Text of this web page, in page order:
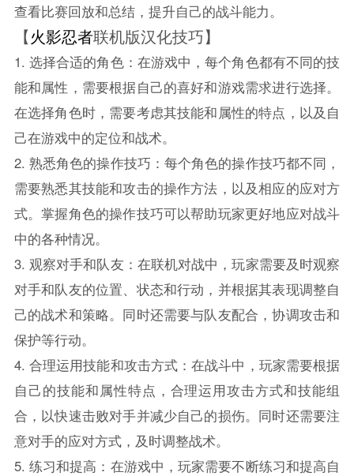
查看比赛回放和总结，提升自己的战斗能力。
【火影忍者联机版汉化技巧】
1. 选择合适的角色：在游戏中，每个角色都有不同的技
能和属性，需要根据自己的喜好和游戏需求进行选择。
在选择角色时，需要考虑其技能和属性的特点，以及自
己在游戏中的定位和战术。
2. 熟悉角色的操作技巧：每个角色的操作技巧都不同，
需要熟悉其技能和攻击的操作方法，以及相应的应对方
式。掌握角色的操作技巧可以帮助玩家更好地应对战斗
中的各种情况。
3. 观察对手和队友：在联机对战中，玩家需要及时观察
对手和队友的位置、状态和行动，并根据其表现调整自
己的战术和策略。同时还需要与队友配合，协调攻击和
保护等行动。
4. 合理运用技能和攻击方式：在战斗中，玩家需要根据
自己的技能和属性特点，合理运用攻击方式和技能组
合，以快速击败对手并减少自己的损伤。同时还需要注
意对手的应对方式，及时调整战术。
5. 练习和提高：在游戏中，玩家需要不断练习和提高自